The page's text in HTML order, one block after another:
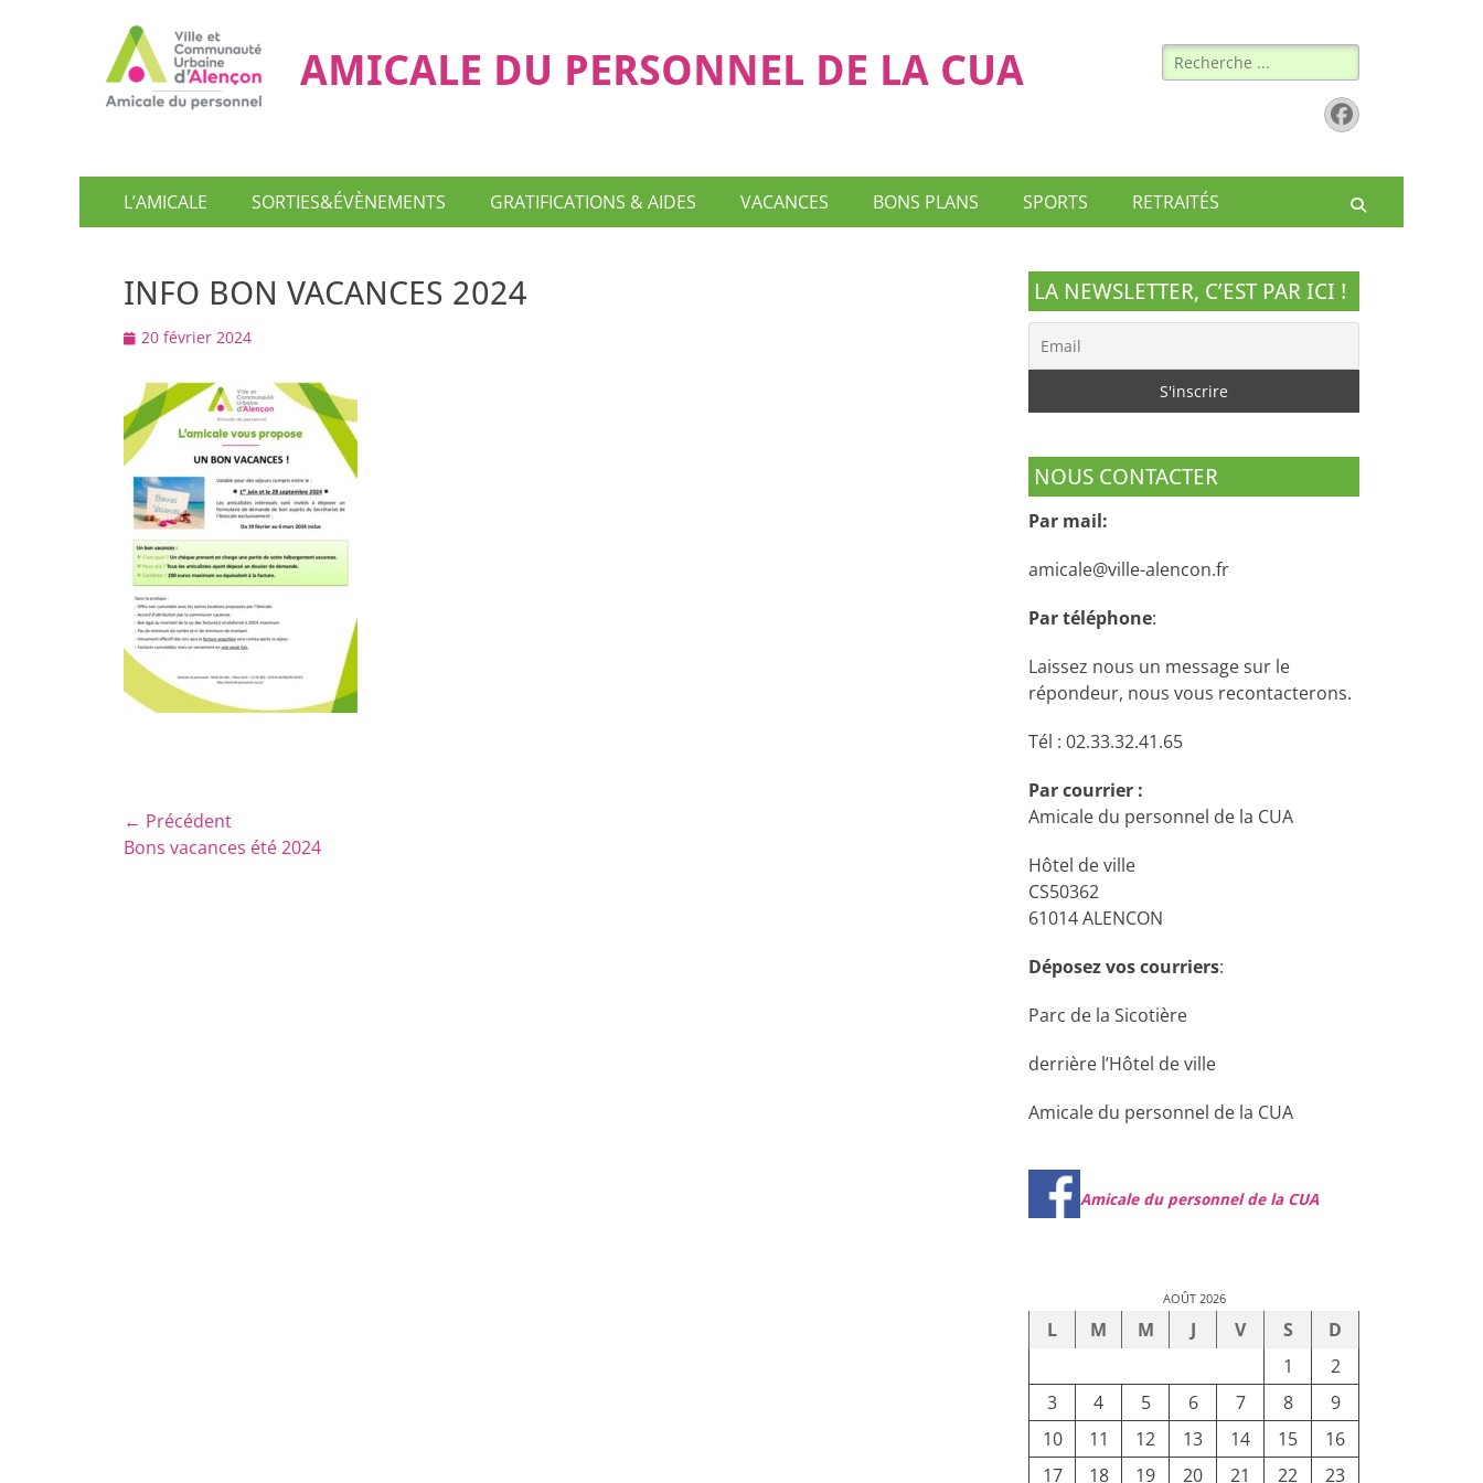
AMICALE DU PERSONNEL DE LA CUA Rechercher :
Facebook
Menu
principal
L’AMICALE SORTIES&ÉVÈNEMENTS GRATIFICATIONS & AIDES VACANCES BONS PLANS SPORTS RETRAITÉS
INFO BON VACANCES 2024
Posted
20 février 2024
Navigation
de
← Précédent
Article
Bons vacances été 2024
LA NEWSLETTER, C’EST PAR ICI !
NOUS CONTACTER
Par mail:
amicale@ville-alencon.fr
Par téléphone:
Laissez nous un message sur le
répondeur, nous vous recontacterons.
Tél : 02.33.32.41.65
Par courrier :
Amicale du personnel de la CUA
Hôtel de ville
CS50362
61014 ALENCON
Déposez vos courriers:
Parc de la Sicotière
derrière l’Hôtel de ville
Amicale du personnel de la CUA
Amicale du personnel de la CUA
AOÛT 2026
L M M J V S
D
1
2
3
4 5 6 7 8
9
10
11 12 13 14 15
16
17
18 19 20 21 22 23